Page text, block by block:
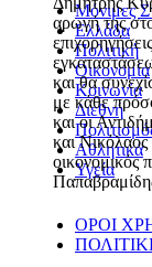
αρωγή της
και θα
με κάθε
και οι
και
οικονομικός
Μόνιμες
Ελλάδα
Πολιτική
Οικονομία
Κοινωνία
Διεθνή
Αθλητικά
Υγεία
ΟΡΟΙ